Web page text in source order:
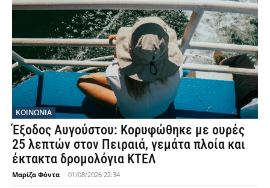
ΚΟΙΝΩΝΙΑ
Έξοδος Αυγούστου: Κορυφώθηκε με ουρές
25 λεπτών στον Πειραιά, γεμάτα πλοία και
έκτακτα δρομολόγια ΚΤΕΛ
Μαρίζα Φόντα - 01/08/2026 22:34